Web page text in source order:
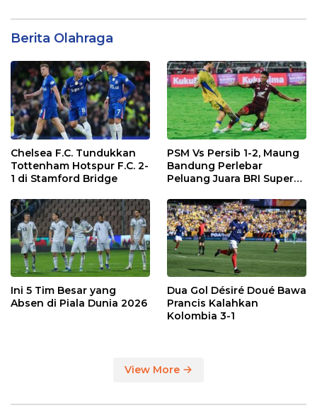
Berita Olahraga
Chelsea F.C. Tundukkan
Tottenham Hotspur F.C. 2-
1 di Stamford Bridge
PSM Vs Persib 1-2, Maung
Bandung Perlebar
Peluang Juara BRI Super
Ini 5 Tim Besar yang
Absen di Piala Dunia 2026
Dua Gol Désiré Doué Bawa
Prancis Kalahkan
Kolombia 3-1
View More